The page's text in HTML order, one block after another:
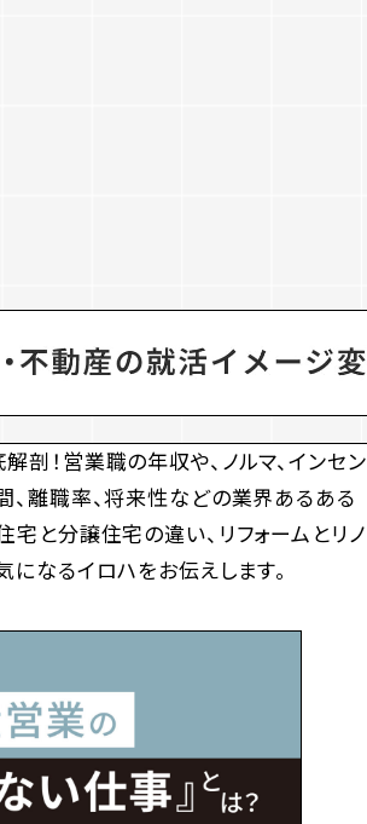
剖！営業職の年収や、ノルマ、インセン
、離職率、将来性などの業界あるある
宅と分譲住宅の違い、リフォームとリノ
になるイロハをお伝えします。